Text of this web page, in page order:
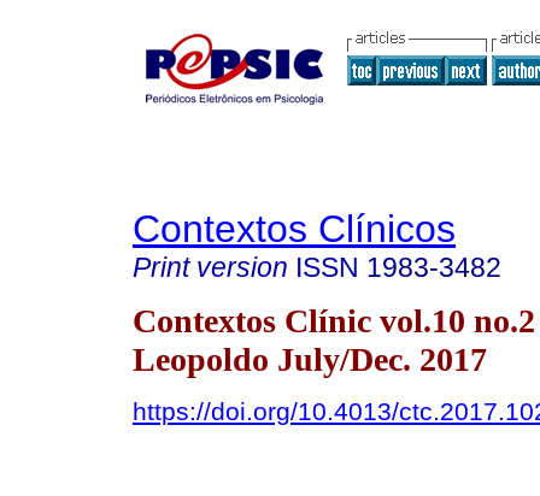
Contextos Clínicos
Print version ISSN 1983-3482
Contextos Clínic vol.10 no.2
Leopoldo July/Dec. 2017
https://doi.org/10.4013/